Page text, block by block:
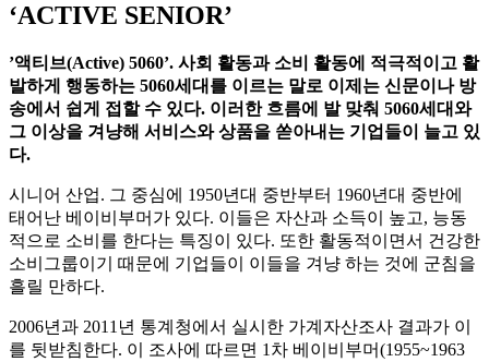
‘ACTIVE SENIOR’
’액티브(Active) 5060’. 사회 활동과 소비 활동에 적극적이고 활
발하게 행동하는 5060세대를 이르는 말로 이제는 신문이나 방
송에서 쉽게 접할 수 있다. 이러한 흐름에 발 맞춰 5060세대와
그 이상을 겨냥해 서비스와 상품을 쏟아내는 기업들이 늘고 있
다.
시니어 산업. 그 중심에 1950년대 중반부터 1960년대 중반에
태어난 베이비부머가 있다. 이들은 자산과 소득이 높고, 능동
적으로 소비를 한다는 특징이 있다. 또한 활동적이면서 건강한
소비그룹이기 때문에 기업들이 이들을 겨냥 하는 것에 군침을
흘릴 만하다.
2006년과 2011년 통계청에서 실시한 가계자산조사 결과가 이
를 뒷받침한다. 이 조사에 따르면 1차 베이비부머(1955~1963